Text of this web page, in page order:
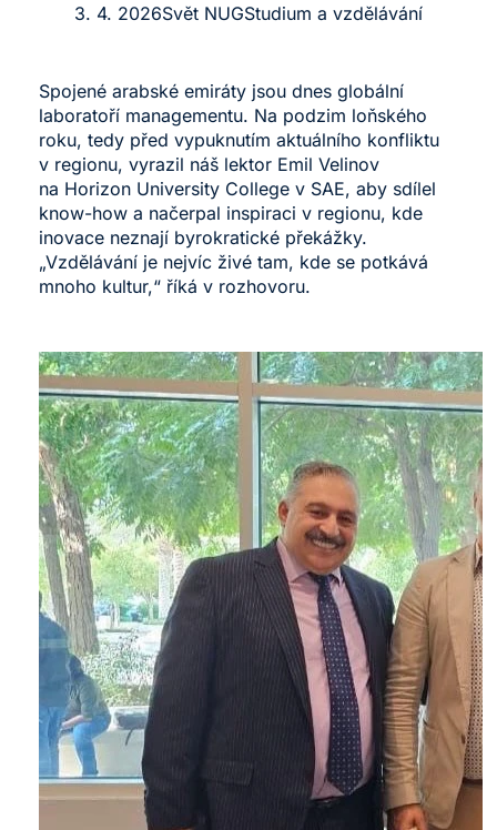
3. 4. 2026Svět NUGStudium a vzdělávání
Spojené arabské emiráty jsou dnes globální
laboratoří managementu. Na podzim loňského
roku, tedy před vypuknutím aktuálního konfliktu
v regionu, vyrazil náš lektor Emil Velinov
na Horizon University College v SAE, aby sdílel
know-how a načerpal inspiraci v regionu, kde
inovace neznají byrokratické překážky.
„Vzdělávání je nejvíc živé tam, kde se potkává
mnoho kultur,“ říká v rozhovoru.